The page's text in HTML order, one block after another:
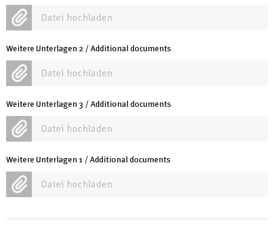
Datei hochladen
Weitere Unterlagen 2 / Additional documents
Datei hochladen
Weitere Unterlagen 3 / Additional documents
Datei hochladen
Weitere Unterlagen 1 / Additional documents
Datei hochladen